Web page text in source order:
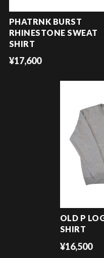
PHATRNK BURST
RHINESTONE SWEAT
SHIRT
¥17,600
OLD P
SHIRT
¥16,500